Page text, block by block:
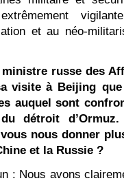
extrêmement
et au néo-
russe des
visite à Beijing
auquel sont
du détroit
nous donner
et la Russie ?
: Nous avons